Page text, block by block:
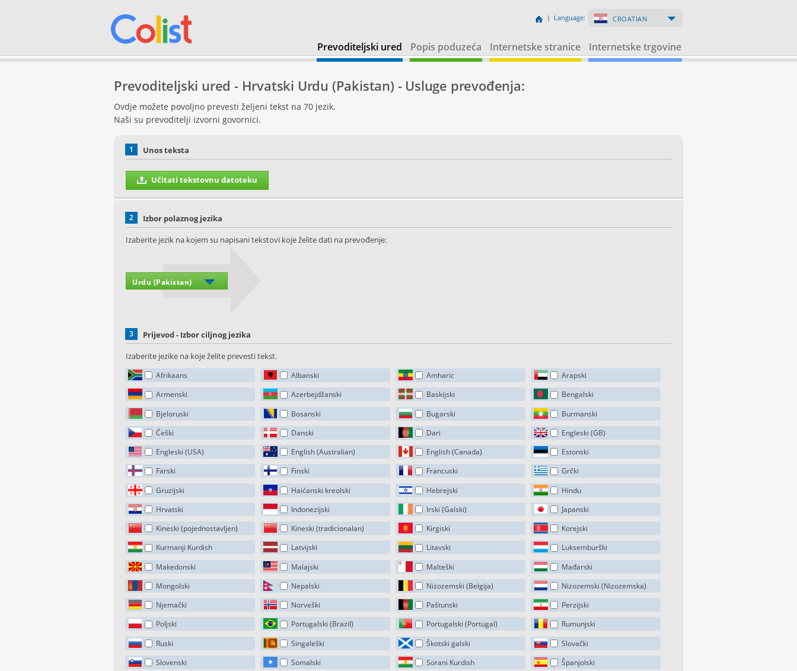
| Language: CROATIAN
Prevoditeljski ured Popis poduzeća Internetske stranice Internetske trgovine
Prevoditeljski ured - Hrvatski Urdu (Pakistan) - Usluge prevođenja:
Ovdje možete povoljno prevesti željeni tekst na 70 jezik.
Naši su prevoditelji izvorni govornici.
1 Unos teksta
Učitati tekstovnu datoteku
2
Izbor polaznog jezika
Izaberite jezik na kojem su napisani tekstovi koje želite dati na prevođenje:
3
Prijevod - Izbor ciljnog jezika
Izaberite jezike na koje želite prevesti tekst.
Afrikaans Albanski Amharic
Arapski
Armenski
Azerbejdžanski Baskijski
Bengalski
Bjeloruski
Bosanski Bugarski
Burmanski
Češki
Danski Dari
Engleski (GB)
Engleski (USA)
English (Australian) English (Canada)
Estonski
Farski
Finski Francuski
Grčki
Gruzijski
Haićanski kreolski Hebrejski
Hindu
Hrvatski
Indonezijski Irski (Galski)
Japanski
Kineski (pojednostavljen)
Kineski (tradicionalan) Kirgiski
Korejski
Kurmanji Kurdish
Latvijski Litavski
Luksemburški
Makedonski
Malajski Malteški
Mađarski
Mongolski
Nepalski Nizozemski (Belgija)
Nizozemski (Nizozemska)
Njemački
Norveški Paštunski
Perzijski
Poljski
Portugalski (Brazil) Portugalski (Portugal)
Rumunjski
Ruski
Singaleški Škotski galski
Slovački
Slovenski
Somalski Sorani Kurdish
Španjolski